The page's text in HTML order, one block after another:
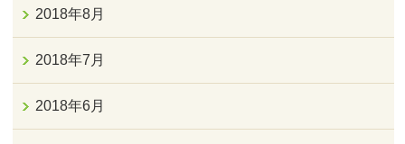
2018年8月
2018年7月
2018年6月